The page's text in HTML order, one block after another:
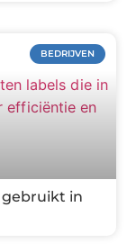
BEDRIJVEN
gebruikt in